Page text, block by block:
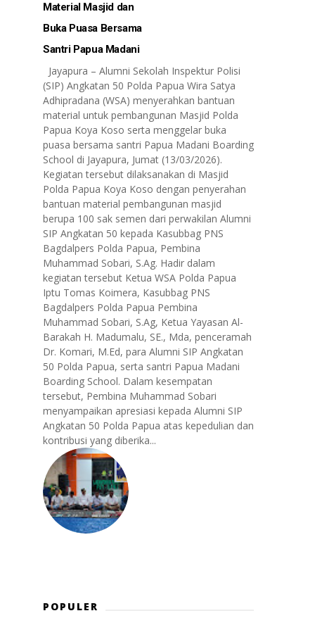
Material Masjid dan
Buka Puasa Bersama
Santri Papua Madani
Jayapura – Alumni Sekolah Inspektur Polisi
(SIP) Angkatan 50 Polda Papua Wira Satya
Adhipradana (WSA) menyerahkan bantuan
material untuk pembangunan Masjid Polda
Papua Koya Koso serta menggelar buka
puasa bersama santri Papua Madani Boarding
School di Jayapura, Jumat (13/03/2026).
Kegiatan tersebut dilaksanakan di Masjid
Polda Papua Koya Koso dengan penyerahan
bantuan material pembangunan masjid
berupa 100 sak semen dari perwakilan Alumni
SIP Angkatan 50 kepada Kasubbag PNS
Bagdalpers Polda Papua, Pembina
Muhammad Sobari, S.Ag. Hadir dalam
kegiatan tersebut Ketua WSA Polda Papua
Iptu Tomas Koimera, Kasubbag PNS
Bagdalpers Polda Papua Pembina
Muhammad Sobari, S.Ag, Ketua Yayasan Al-
Barakah H. Madumalu, SE., Mda, penceramah
Dr. Komari, M.Ed, para Alumni SIP Angkatan
50 Polda Papua, serta santri Papua Madani
Boarding School. Dalam kesempatan
tersebut, Pembina Muhammad Sobari
menyampaikan apresiasi kepada Alumni SIP
Angkatan 50 Polda Papua atas kepedulian dan
kontribusi yang diberika...
POPULER